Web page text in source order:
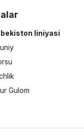
liniyasi
Gulom